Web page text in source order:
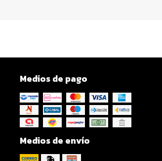
Medios de pago
Medios de envío